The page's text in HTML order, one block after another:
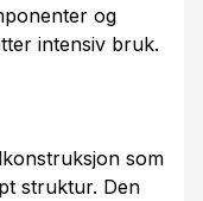
og
intensiv bruk.
som
struktur. Den